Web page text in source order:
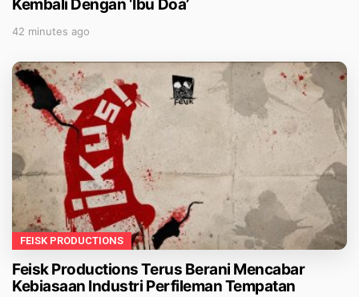
Kembali Dengan ‘Ibu Doa’
42 minutes ago
FEISK PRODUCTIONS
Feisk Productions Terus Berani Mencabar
Kebiasaan Industri Perfileman Tempatan